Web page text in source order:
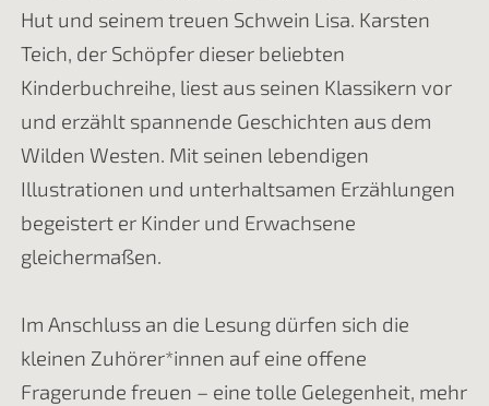
Hut und seinem treuen Schwein Lisa. Karsten
Teich, der Schöpfer dieser beliebten
Kinderbuchreihe, liest aus seinen Klassikern vor
und erzählt spannende Geschichten aus dem
Wilden Westen. Mit seinen lebendigen
Illustrationen und unterhaltsamen Erzählungen
begeistert er Kinder und Erwachsene
gleichermaßen.
Im Anschluss an die Lesung dürfen sich die
kleinen Zuhörer*innen auf eine offene
Fragerunde freuen – eine tolle Gelegenheit, mehr